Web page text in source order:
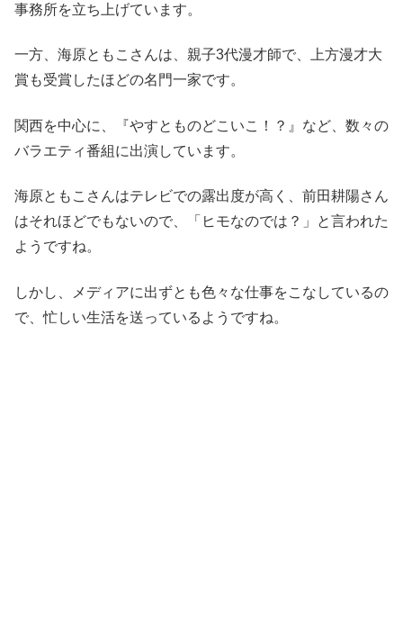
事務所を立ち上げています。
一方、海原ともこさんは、親子3代漫才師で、上方漫才大
賞も受賞したほどの名門一家です。
関西を中心に、『やすとものどこいこ！？』など、数々の
バラエティ番組に出演しています。
海原ともこさんはテレビでの露出度が高く、前田耕陽さん
はそれほどでもないので、「ヒモなのでは？」と言われた
ようですね。
しかし、メディアに出ずとも色々な仕事をこなしているの
で、忙しい生活を送っているようですね。